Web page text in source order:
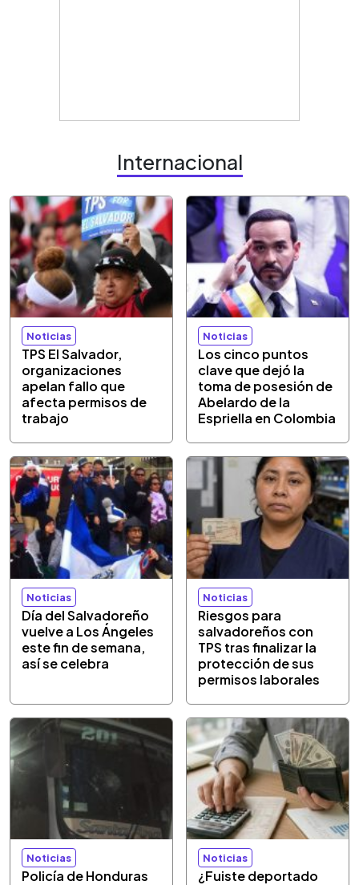
Internacional
Noticias
TPS El Salvador,
organizaciones
apelan fallo que
afecta permisos de
trabajo
Noticias
Los cinco puntos
clave que dejó la
toma de posesión de
Abelardo de la
Espriella en Colombia
Noticias
Día del Salvadoreño
vuelve a Los Ángeles
este fin de semana,
así se celebra
Noticias
Riesgos para
salvadoreños con
TPS tras finalizar la
protección de sus
permisos laborales
Noticias
Policía de Honduras
Noticias
¿Fuiste deportado